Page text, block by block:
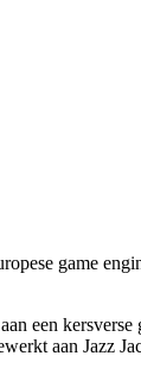
game
een
aan Jazz